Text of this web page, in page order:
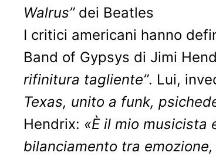
Walrus”dei Beatles
I critici americani hanno
Band of Gypsys di Jimi
rifinitura tagliente”. Lui,
Texas, unito a funk,
Hendrix: «È il mio
bilanciamento tra